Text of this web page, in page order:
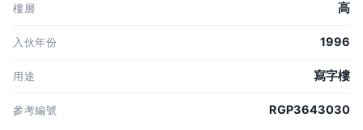
樓層 高
入伙年份 1996
用途 寫字樓
參考編號 RGP3643030